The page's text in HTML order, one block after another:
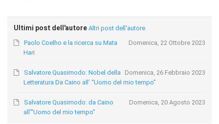
Ultimi post dell'autore Altri post dell'autore
Domenica, 22 Ottobre 2023
Paolo Coelho e la ricerca su Mata
Hari
Domenica, 26 Febbraio 2023
Salvatore Quasimodo: Nobel della
Letteratura Da Caino all’ “Uomo del mio tempo”
Domenica, 20 Agosto 2023
Salvatore Quasimodo: da Caino
all’"Uomo del mio tempo”